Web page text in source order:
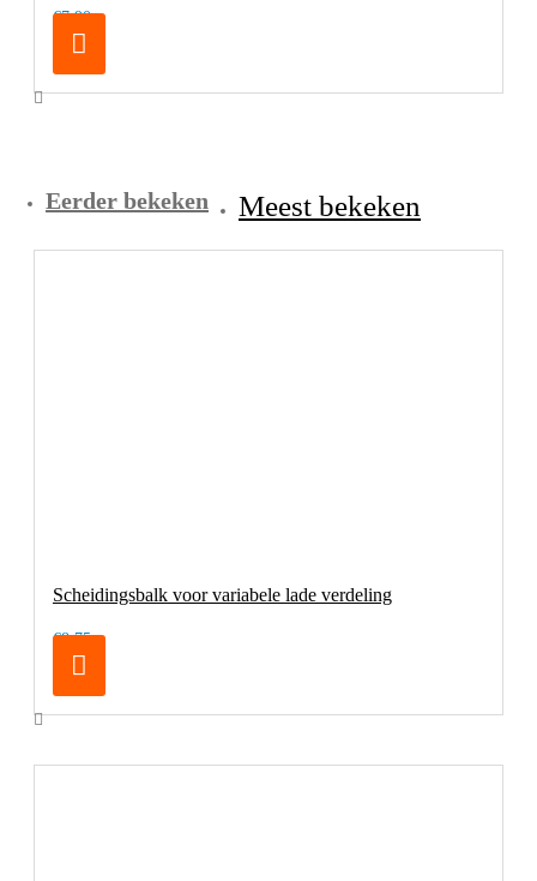
€7,90
Eerder bekeken Meest bekeken
Scheidingsbalk voor variabele lade verdeling
€8,75